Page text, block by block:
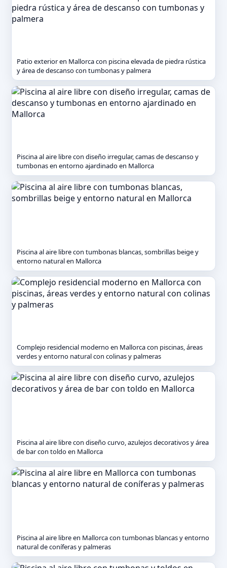
Patio exterior en Mallorca con piscina elevada de piedra rústica
y área de descanso con tumbonas y palmera
Piscina al aire libre con diseño irregular, camas de descanso y
tumbonas en entorno ajardinado en Mallorca
Piscina al aire libre con tumbonas blancas, sombrillas beige y
entorno natural en Mallorca
Complejo residencial moderno en Mallorca con piscinas, áreas
verdes y entorno natural con colinas y palmeras
Piscina al aire libre con diseño curvo, azulejos decorativos y área
de bar con toldo en Mallorca
Piscina al aire libre en Mallorca con tumbonas blancas y entorno
natural de coníferas y palmeras